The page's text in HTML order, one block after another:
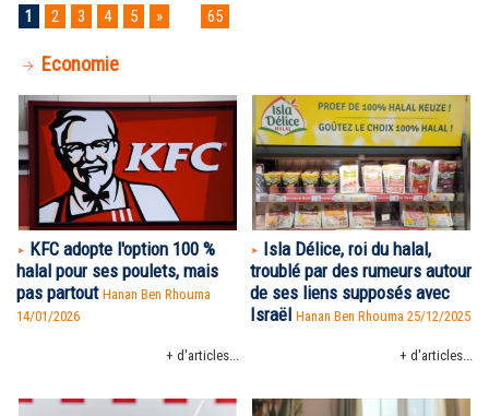
1 2 3 4 5 » 65
Economie
KFC adopte l'option 100 %
halal pour ses poulets, mais
pas partout Hanan Ben Rhouma
14/01/2026
+ d'articles...
Isla Délice, roi du halal,
troublé par des rumeurs autour
de ses liens supposés avec
Israël Hanan Ben Rhouma 25/12/2025
+ d'articles...